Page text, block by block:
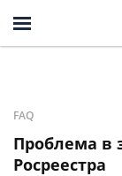
FAQ
Проблема в
Росреестра